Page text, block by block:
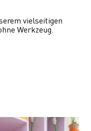
vielseitigen
Werkzeug.